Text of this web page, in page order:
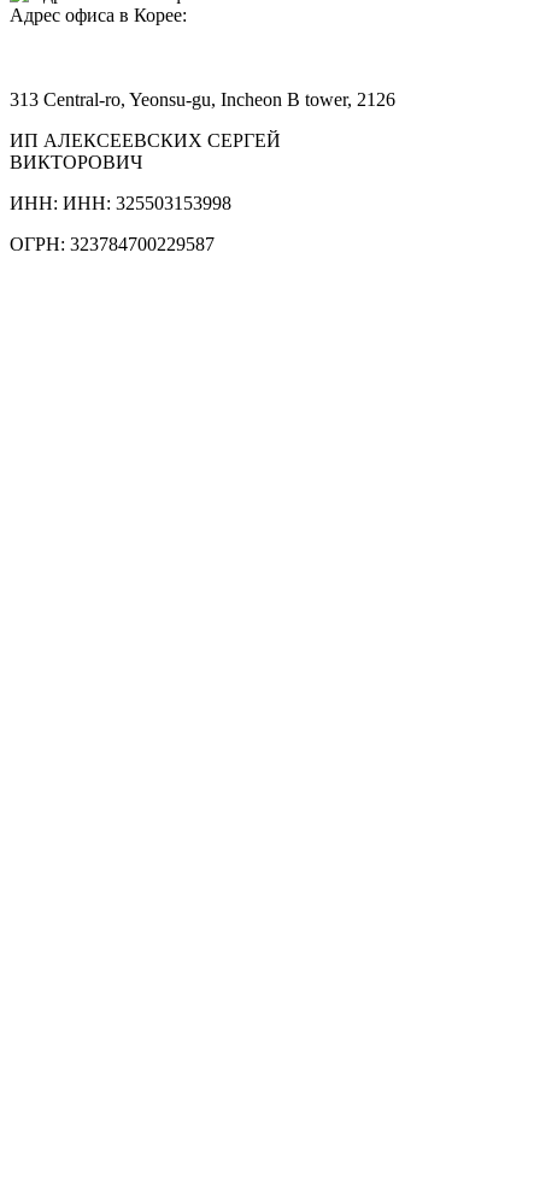
Адрес офиса в Корее:
313 Central-ro, Yeonsu-gu, Incheon B tower, 2126
ИП АЛЕКСЕЕВСКИХ СЕРГЕЙ
ВИКТОРОВИЧ
ИНН: ИНН: 325503153998
ОГРН: 323784700229587